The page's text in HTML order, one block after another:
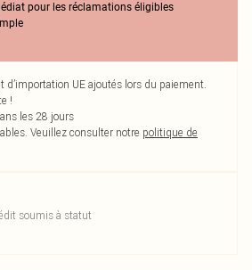
pour les réclamations éligibles
d’importation UE ajoutés lors du paiement.
!
les 28 jours
Veuillez consulter notre politique de
soumis à statut